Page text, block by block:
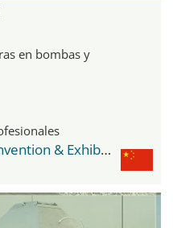
en bombas y
Wenzhou International Convention & Exhibition Center